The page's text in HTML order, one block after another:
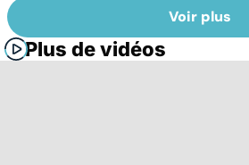
Voir plus
Plus de vidéos